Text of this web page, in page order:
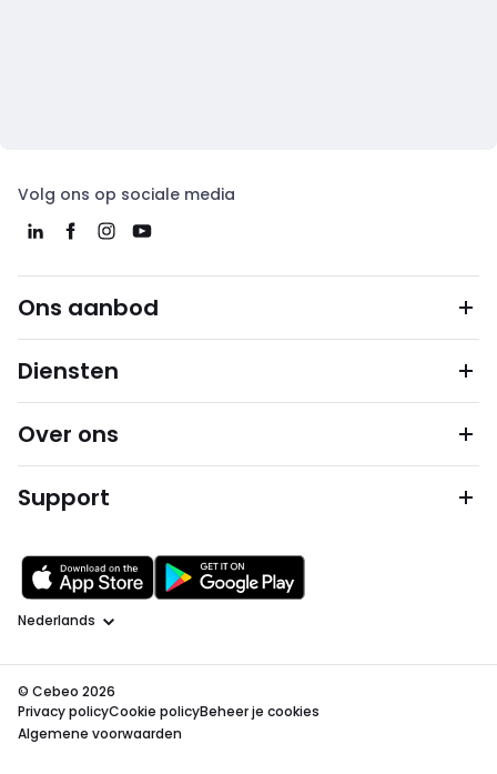
Volg ons op sociale media
Ons aanbod
Diensten
Over ons
Support
Taal
© Cebeo 2026
Privacy policyCookie policyBeheer je cookies
Algemene voorwaarden